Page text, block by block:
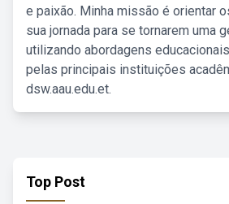
e paixão. Minha missão é orientar
sua jornada para se tornarem uma
utilizando abordagens
pelas principais instituições
dsw.aau.edu.et.
Top Post